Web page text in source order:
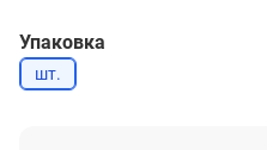
Упаковка
шт.